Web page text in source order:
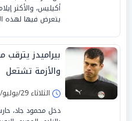
أكيليس، والأكثر
يتعرض فيها لهذه
بيراميدز
والأزمة تشتعل
الثلاثاء 29/يوليو/2025 - 10:48 م
دخل محمود جاد،